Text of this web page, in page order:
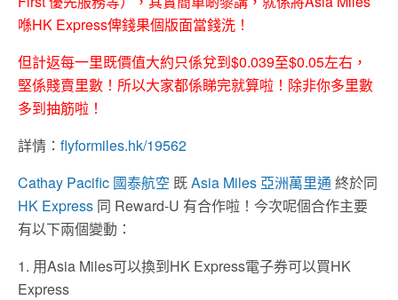
喺HK Express俾錢果個版面當錢洗！
但計返每一里既價值大約只係兌到$0.039至$0.05左右，
堅係賤賣里數！所以大家都係睇完就算啦！除非你多里數
多到抽筋啦！
詳情： flyformiles.hk/19562
Cathay Pacific 國泰航空 ​ 既Asia Miles 亞洲萬里通 ​ 終於同
HK Express​ 同 Reward-U​ 有合作啦！今次呢個合作主要
有以下兩個變動：
1. 用Asia Miles可以換到HK Express電子券可以買HK
Express